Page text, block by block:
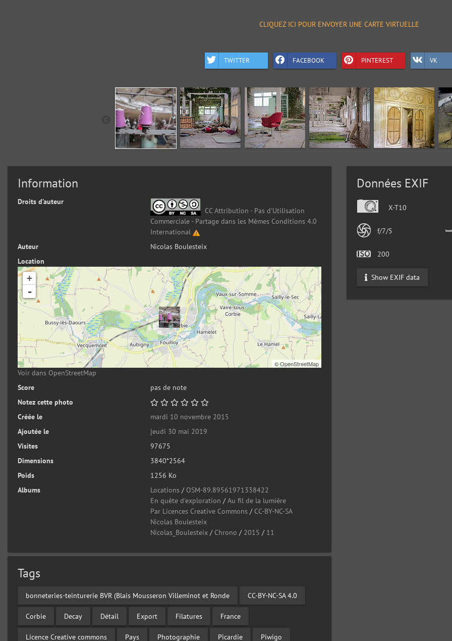
CLIQUEZ ICI POUR ENVOYER UNE CARTE VIRTUELLE
TWITTER FACEBOOK PINTEREST VK
Information
Droits d’auteur
CC Attribution - Pas d’Utilisation
Commerciale - Partage dans les Mêmes Conditions 4.0
International
Auteur
Nicolas Boulesteix
Location
+
-
©OpenStreetMap
Voir dans OpenStreetMap
Score
pas de note
Notez cette photo
Créée le
mardi 10 novembre 2015
Ajoutée le
jeudi 30 mai 2019
Visites
97675
Dimensions
3840*2564
Poids
1256 Ko
Albums
Locations / OSM-89.89561971338422
En quête d'exploration /Au fil de la lumière
Par Licences Creative Commons / CC-BY-NC-SA
Nicolas Boulesteix
Nicolas_Boulesteix / Chrono / 2015 / 11
Tags
bonneteries-teinturerie BVR (Blais Mousseron Villeminot et Ronde CC-BY-NC-SA 4.0
Corbie Decay Détail Export Filatures France
Licence Creative commons Pays Photographie Picardie Piwigo
Données EXIF
X-T10
f/7/5
200
Show EXIF data